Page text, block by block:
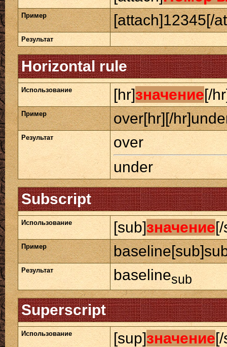
Пример [attach]12345[/
Результат
Horizontal rule
Использование [hr]значение[/
Пример over[hr][/
Результат
over
under
Subscript
Использование [sub]значение
Пример
Результат baselinesub
Superscript
Использование [sup]значение